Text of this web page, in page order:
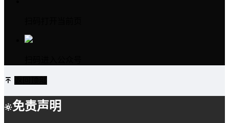
免责声明